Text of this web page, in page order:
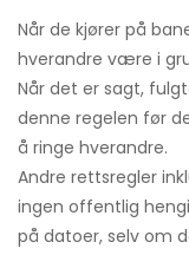
Når de kjører på
hverandre være i
Når det er sagt,
denne regelen før
å ringe hverandre.
Andre rettsregler
ingen offentlig
på datoer, selv om